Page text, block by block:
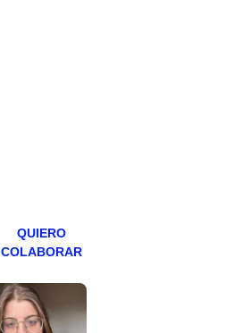
QUIERO
COLABORAR